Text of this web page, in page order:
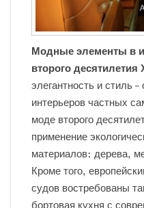
Модные элементы в
второго десятилетия
элегантность и стиль
интерьеров частных
моде второго
применение
материалов: дерева,
Кроме того,
судов востребованы